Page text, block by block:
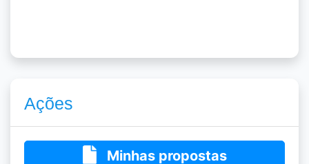
Ações
Minhas propostas